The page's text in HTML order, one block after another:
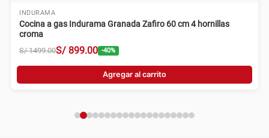
INDURAMA
Cocina a gas Indurama Granada Zafiro 60 cm 4 hornillas
croma
S/ 1499.00S/ 899.00 -40%
Agregar al carrito